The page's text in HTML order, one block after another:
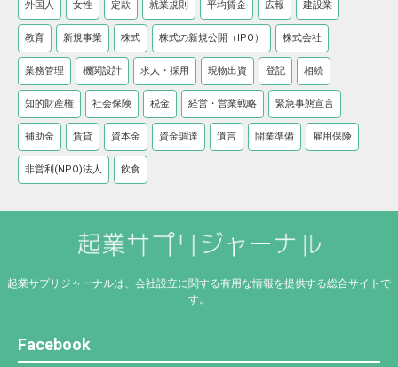
外国人 女性 定款 就業規則 平均賃金 広報 建設業
教育 新規事業 株式 株式の新規公開（IPO） 株式会社
業務管理 機関設計 求人・採用 現物出資 登記 相続
知的財産権 社会保険 税金 経営・営業戦略 緊急事態宣言
補助金 賃貸 資本金 資金調達 遺言 開業準備 雇用保険
非営利(NPO)法人 飲食
起業サプリジャーナルは、会社設立に関する有用な情報を提供する総合サイトで
す。
Facebook